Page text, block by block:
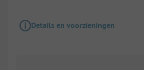
Details en voorzieningen